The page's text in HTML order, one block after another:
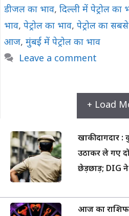
डीजल का भाव, दिल्ली में पेट्रोल का
भाव, पेट्रोल का भाव, पेट्रोल का
आज, मुंबई में पेट्रोल का भाव
Leave a comment
+ Load
खाकी दागदार
उठाकर ले गए दो
छेड़छाड़; DIG
आज का